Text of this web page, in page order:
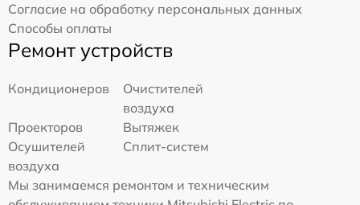
Согласие на обработку персональных данных
Способы оплаты
Ремонт устройств
Кондиционеров
Очистителей
воздуха
Проекторов
Вытяжек
Осушителей
воздуха
Сплит-систем
Мы занимаемся ремонтом и техническим